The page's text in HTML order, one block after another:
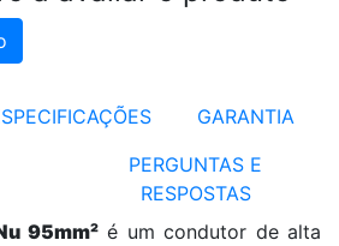
GARANTIA
PERGUNTAS E
RESPOSTAS
95mm²é um condutor de alta